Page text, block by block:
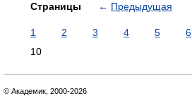
Страницы ← Предыдущая
1 2 3 4 5 6
10
© Академик, 2000-2026